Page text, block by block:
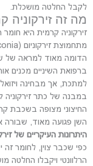
לקבל החלטה מושכלת.
מה זה זירקוניה
זירקוניה קרמית היא
הדומה מאוד למראה של
ברפואת השיניים מכנים
למתכת, אך מבחינה
במבנה של כתר זירקוניה
החיצוני מצופה בשכבת
השן פגועה מאוד,
היתרונות העיקריים של
כפי שכבר צוין, לחומר
הרלוונטי ויקבלו החלטה